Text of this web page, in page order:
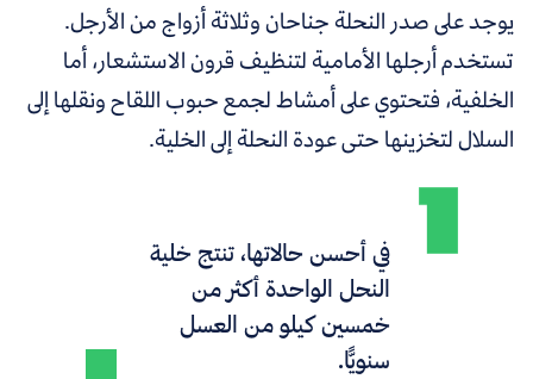
يوجد على صدر النحلة جناحان وثلاثة أزواج من الأرجل.
تستخدم أرجلها الأمامية لتنظيف قرون الاستشعار، أما
الخلفية، فتحتوي على أمشاط لجمع حبوب اللقاح ونقلها إلى
السلال لتخزينها حتى عودة النحلة إلى الخلية.
في أحسن حالاتها، تنتج خلية
النحل الواحدة أكثر من
خمسين كيلو من العسل
سنويًّا.